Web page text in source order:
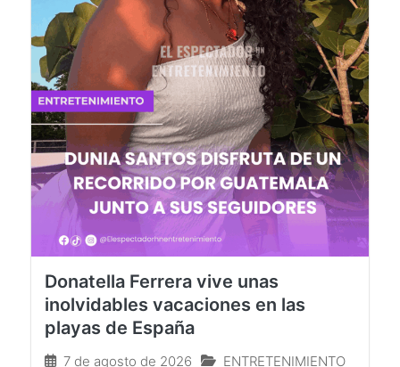
Donatella Ferrera vive unas
inolvidables vacaciones en las